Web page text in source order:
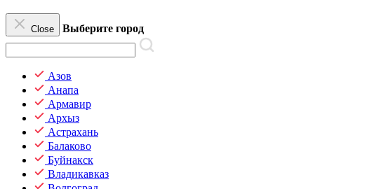
Close Выберите город
Азов
Анапа
Армавир
Архыз
Астрахань
Балаково
Буйнакск
Владикавказ